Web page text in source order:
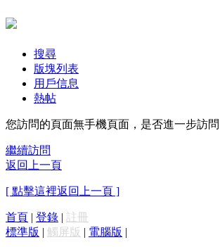
搜尋
版塊列表
用戶信息
熱帖
您訪問的頁面無手機頁面，是否進一步訪問
繼續訪問
返回上一頁
[ 點擊這裡返回上一頁 ]
首頁 | 登錄 | 註冊
標準版 | 觸屏版 | 電腦版 |